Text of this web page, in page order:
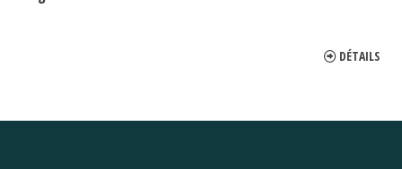
DÉTAILS